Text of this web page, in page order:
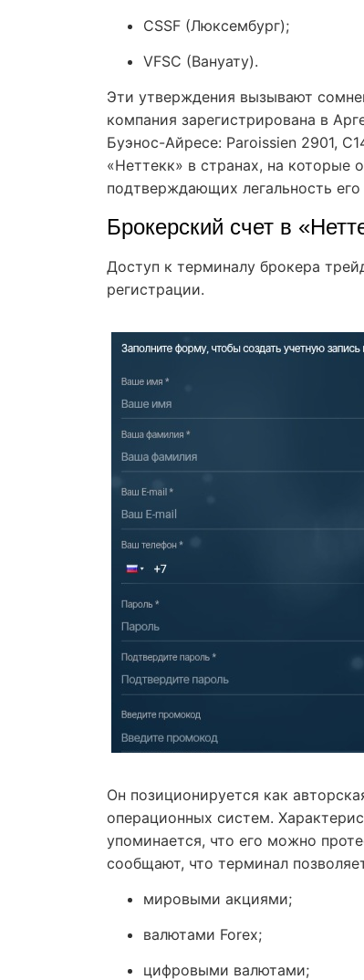
CSSF (Люксембург);
VFSC (Вануату).
Эти утверждения вызывают
компания зарегистрирована в
Буэнос-Айресе: Paroissien 2901,
«Неттекк» в странах, на которые
подтверждающих легальность
Брокерский счет в
Доступ к терминалу брокера
регистрации.
Он позиционируется как
операционных систем.
упоминается, что его можно
сообщают, что терминал
мировыми акциями;
валютами Forex;
цифровыми валютами;